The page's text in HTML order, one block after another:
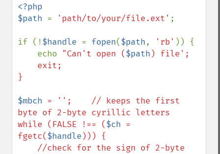
<?php
$path = 'path/to/your/file.ext' ;
if (!$handle = fopen($path, 'rb' )) {
    echo
"Can't open ($path ) file';
}
$mbch = '';    // keeps the first
byte of 2-byte cyrillic letters
while (FALSE !== ($ch =
fgetc($handle ))) {